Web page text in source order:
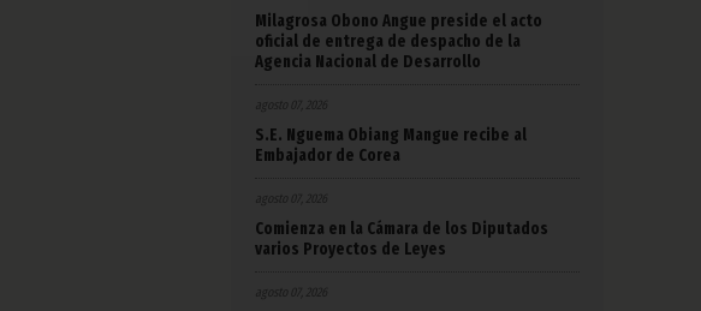
Milagrosa Obono Angue preside el acto
oficial de entrega de despacho de la
Agencia Nacional de Desarrollo
agosto 07, 2026
S.E. Nguema Obiang Mangue recibe al
Embajador de Corea
agosto 07, 2026
Comienza en la Cámara de los Diputados
varios Proyectos de Leyes
agosto 07, 2026